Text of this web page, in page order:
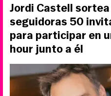
Jordi Castell
seguidoras 50
para participar en
hour junto a él